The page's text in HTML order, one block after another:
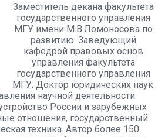
Заместитель декана факультета
государственного управления
МГУ имени М.В.Ломоносова по
развитию. Заведующий
кафедрой правовых основ
управления факультета
государственного управления
МГУ. Доктор юридических наук.
научной деятельности:
России и зарубежных
отношения, государственный
техника. Автор более 150